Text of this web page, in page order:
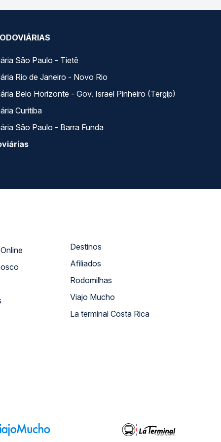
São Paulo - Tietê
Rio de Janeiro - Novo Rio
Belo Horizonte - Gov. Israel Pinheiro (Tergip)
Curitiba
São Paulo - Barra Funda
Atendimento Online
Destinos
Afiliados
Rodomilhas
Viajo Mucho
La terminal Costa Rica